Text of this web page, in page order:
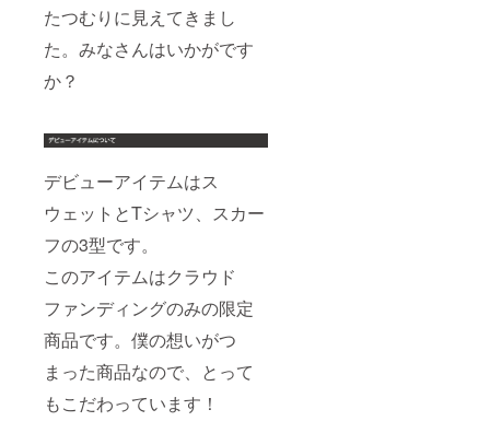
たつむりに見えてきまし
た。みなさんはいかがです
か？
デビューアイテムはス
ウェットとTシャツ、スカー
フの3型です。
このアイテムはクラウド
ファンディングのみの限定
商品です。僕の想いがつ
まった商品なので、とって
もこだわっています！